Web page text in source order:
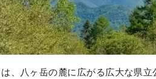
は、八ヶ岳の麓に広がる広大な県立